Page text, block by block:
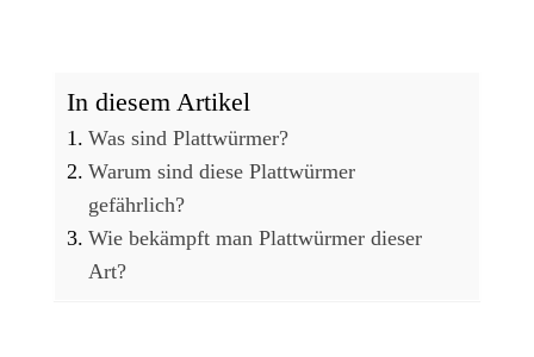
In diesem Artikel
Was sind Plattwürmer?
Warum sind diese Plattwürmer
gefährlich?
Wie bekämpft man Plattwürmer dieser
Art?